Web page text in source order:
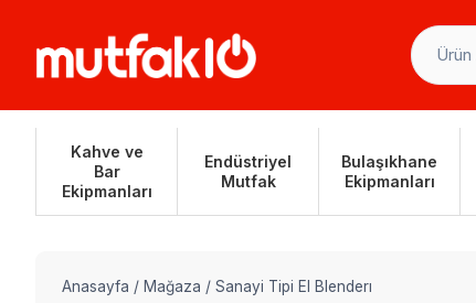
Kahve ve
Bar
Ekipmanları
Endüstriyel
Mutfak
Bulaşıkhane
Ekipmanları
Anasayfa / Mağaza / Sanayi Tipi El Blenderı